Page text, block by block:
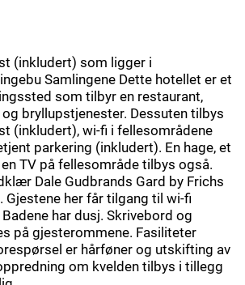
(inkludert) som ligger i
Samlingene Dette hotellet er et
som tilbyr en restaurant,
bryllupstjenester. Dessuten tilbys
(inkludert), wi-fi i fellesområdene
parkering (inkludert). En hage, et
TV på fellesområde tilbys også.
Dale Gudbrands Gard by Frichs
Gjestene her får tilgang til wi-fi
har dusj. Skrivebord og
på gjesterommene. Fasiliteter
er hårføner og utskifting av
om kvelden tilbys i tillegg